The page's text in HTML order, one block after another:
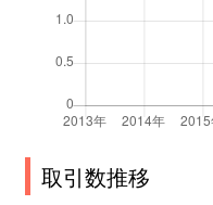
取引数推移